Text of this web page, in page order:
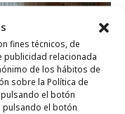
fines técnicos, de
publicidad relacionada
de los hábitos de
sobre la Política de
el botón
pulsando el botón